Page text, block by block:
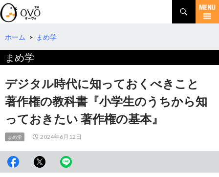
検
索
コ
テ
へ
ホーム > まめ学
まめ学
デジタル時代に知っておくべきこと
著作権の教科書『小学生のうちから知
っておきたい 著作権の基本』
まめ学 2024年6月12日